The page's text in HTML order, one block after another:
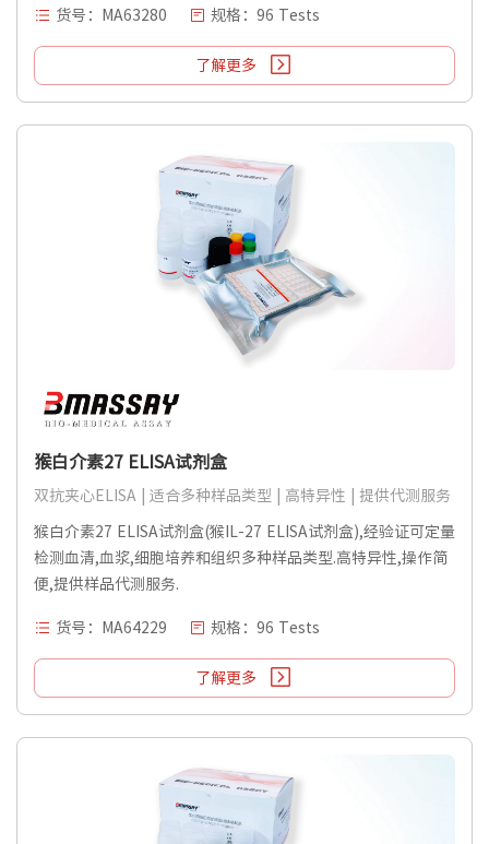
货号：MA63280 规格：96 Tests
了解更多
猴白介素27 ELISA试剂盒
双抗夹心ELISA | 适合多种样品类型 | 高特异性 | 提供代测服务
猴白介素27 ELISA试剂盒(猴IL-27 ELISA试剂盒),经验证可定量
检测血清,血浆,细胞培养和组织多种样品类型.高特异性,操作简
便,提供样品代测服务.
货号：MA64229 规格：96 Tests
了解更多